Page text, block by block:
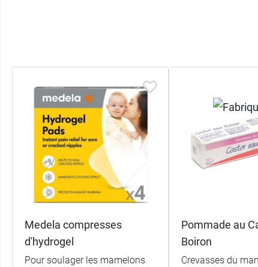
Medela compresses
d'hydrogel
Pour soulager les mamelons
Pommade au
Boiron
Crevasses du